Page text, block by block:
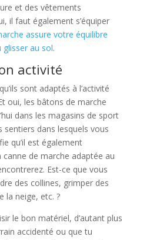
et des vêtements
il faut également s’équiper
assure votre équilibre
au sol.
activité
sont adaptés à l’activité
oui, les bâtons de marche
dans les magasins de sport
dans lesquels vous
qu’il est également
de marche adaptée au
Est-ce que vous
des collines, grimper des
la neige, etc. ?
le bon matériel, d’autant plus
accidenté ou que tu